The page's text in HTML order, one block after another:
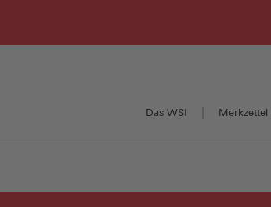
Das WSI Merkzettel